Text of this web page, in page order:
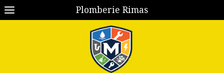
Plomberie Rimas